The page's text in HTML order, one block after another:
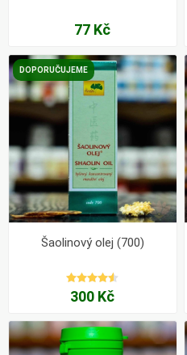
77 Kč
DOPORUČUJEME
Šaolinový olej (700)
300 Kč